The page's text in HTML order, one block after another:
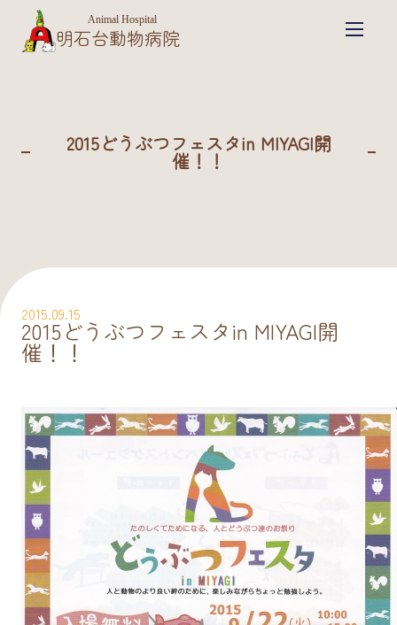
Animal Hospital
明石台動物病院
2015どうぶつフェスタin MIYAGI開
催！！
2015.09.15
2015どうぶつフェスタin MIYAGI開
催！！